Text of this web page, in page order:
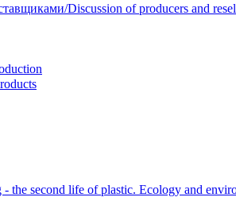
Discussion of producers and
the second life of plastic. Ecology and